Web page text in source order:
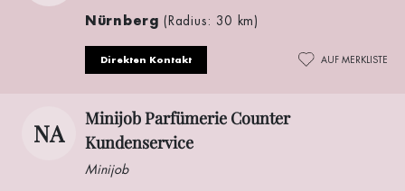
Nürnberg(Radius: 30 km)
Direkten Kontakt AUF MERKLISTE
NA
Minijob Parfümerie Counter
Kundenservice
Minijob